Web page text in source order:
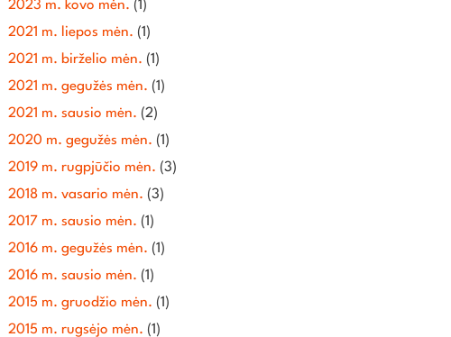
2023 m. kovo mėn. (1)
2021 m. liepos mėn. (1)
2021 m. birželio mėn. (1)
2021 m. gegužės mėn. (1)
2021 m. sausio mėn. (2)
2020 m. gegužės mėn. (1)
2019 m. rugpjūčio mėn. (3)
2018 m. vasario mėn. (3)
2017 m. sausio mėn. (1)
2016 m. gegužės mėn. (1)
2016 m. sausio mėn. (1)
2015 m. gruodžio mėn. (1)
2015 m. rugsėjo mėn. (1)